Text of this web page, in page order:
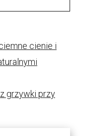
cienie i
grzywki przy